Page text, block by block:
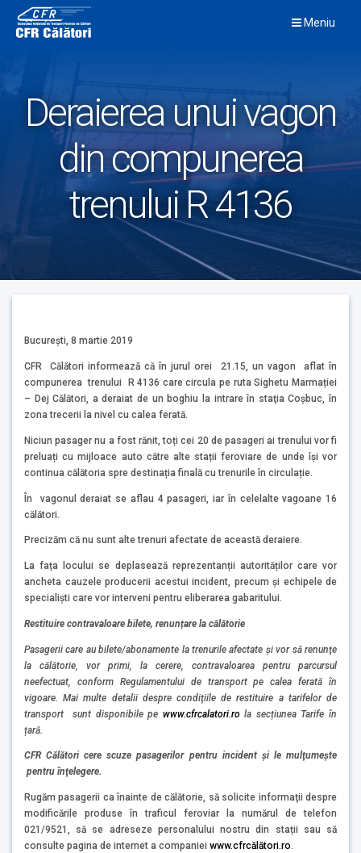
content
Meniu
Deraierea unui vagon
din compunerea
trenului R 4136
București, 8 martie 2019
CFR Călători informează că în jurul orei 21.15, un vagon aflat în
compunerea trenului R 4136 care circula pe ruta Sighetu Marmației
– Dej Călători, a deraiat de un boghiu la intrare în staţia Coșbuc, în
zona trecerii la nivel cu calea ferată.
Niciun pasager nu a fost rănit, toți cei 20 de pasageri ai trenului vor fi
preluați cu mijloace auto către alte stații feroviare de unde își vor
continua călătoria spre destinația finală cu trenurile în circulație.
În vagonul deraiat se aflau 4 pasageri, iar în celelalte vagoane 16
călători.
Precizăm că nu sunt alte trenuri afectate de această deraiere.
La fața locului se deplasează reprezentanții autorităților care vor
ancheta cauzele producerii acestui incident, precum și echipele de
specialiști care vor interveni pentru eliberarea gabaritului.
Restituire contravaloare bilete, renunțare la călătorie
Pasagerii care au bilete/abonamente la trenurile afectate şi vor să renunţe
la călătorie, vor primi, la cerere, contravaloarea pentru parcursul
neefectuat, conform Regulamentului de transport pe calea ferată în
vigoare. Mai multe detalii despre condiţiile de restituire a tarifelor de
transport sunt disponibile pe www.cfrcalatori.rola secțiunea Tarife în
țară.
CFR Călători cere scuze pasagerilor pentru incident şi le mulţumeşte
pentru înţelegere.
Rugăm pasagerii ca înainte de călătorie, să solicite informaţii despre
modificările produse în traficul feroviar la numărul de telefon
021/9521, să se adreseze personalului nostru din stații sau să
consulte pagina de internet a companiei www.cfrcălători.ro.